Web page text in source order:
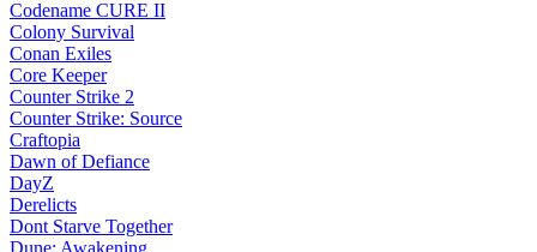
Codename CURE II
Colony Survival
Conan Exiles
Core Keeper
Counter Strike 2
Counter Strike: Source
Craftopia
Dawn of Defiance
DayZ
Derelicts
Dont Starve Together
Dune: Awakening